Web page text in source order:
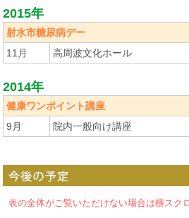
2015年
射水市糖尿病デー
11月
高周波文化ホール
2014年
健康ワンポイント講座
9月
院内一般向け講座
表の全体がご覧いただけない場合は横スク